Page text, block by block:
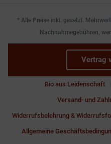
* Alle Preise inkl. gesetzl.
Nachnahmegebühren,
Vertrag
Bio aus Leidenschaft
Versand- und
Widerrufsbelehrung &
Allgemeine